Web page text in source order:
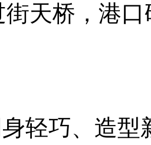
街天桥，港
轻巧、造型